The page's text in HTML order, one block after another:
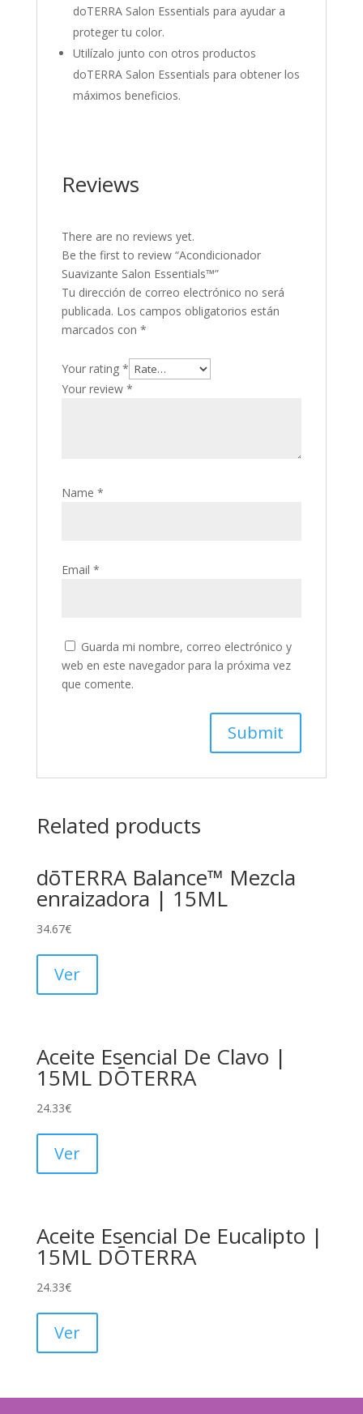
doTERRA Salon Essentials para ayudar a
proteger tu color.
Utilízalo junto con otros productos
doTERRA Salon Essentials para obtener los
máximos beneficios.
Reviews
There are no reviews yet.
Be the first to review “Acondicionador
Suavizante Salon Essentials™”
Tu dirección de correo electrónico no será
publicada. Los campos obligatorios están
marcados con *
Your rating *
Your review *
Name *
Email *
Guarda mi nombre, correo electrónico y
web en este navegador para la próxima vez
que comente.
Related products
dōTERRA Balance™ Mezcla
enraizadora | 15ML
34.67€
Ver
Aceite Esencial De Clavo |
15ML DŌTERRA
24.33€
Ver
Aceite Esencial De Eucalipto |
15ML DŌTERRA
24.33€
Ver